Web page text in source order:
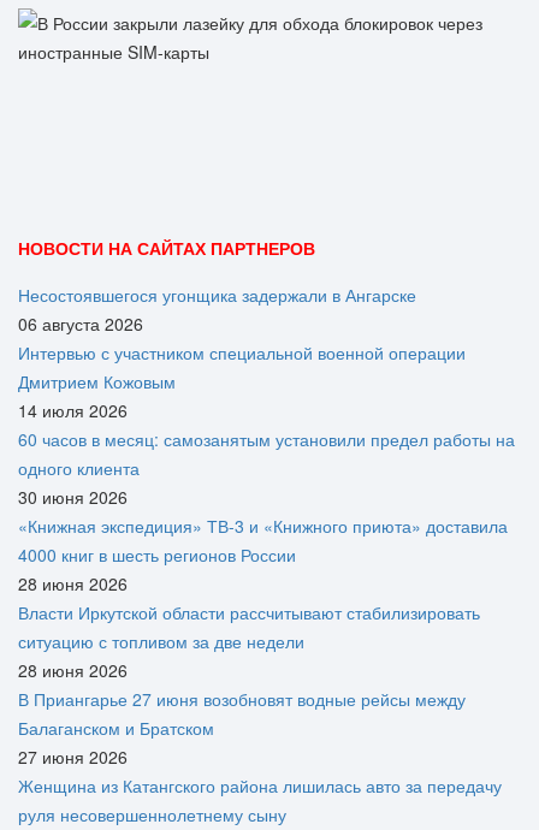
НОВОСТИ НА САЙТАХ ПАРТНЕРОВ
Несостоявшегося угонщика задержали в Ангарске
06 августа 2026
Интервью с участником специальной военной операции
Дмитрием Кожовым
14 июля 2026
60 часов в месяц: самозанятым установили предел работы на
одного клиента
30 июня 2026
«Книжная экспедиция» ТВ-3 и «Книжного приюта» доставила
4000 книг в шесть регионов России
28 июня 2026
Власти Иркутской области рассчитывают стабилизировать
ситуацию с топливом за две недели
28 июня 2026
В Приангарье 27 июня возобновят водные рейсы между
Балаганском и Братском
27 июня 2026
Женщина из Катангского района лишилась авто за передачу
руля несовершеннолетнему сыну